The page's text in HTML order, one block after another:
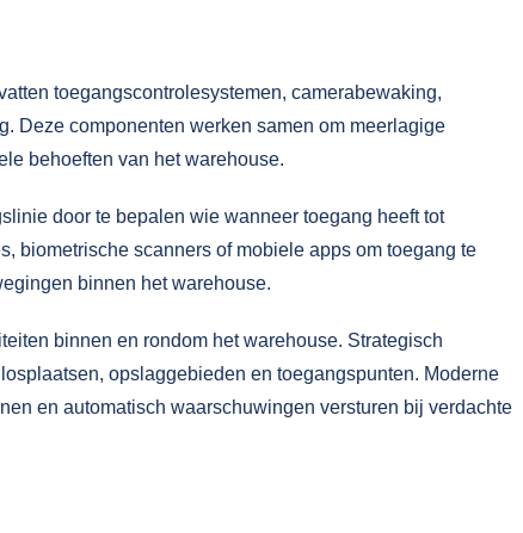
toegangscontrolesystemen, camerabewaking,
Deze componenten werken samen om meerlagige
behoeften van het warehouse.
door te bepalen wie wanneer toegang heeft tot
biometrische scanners of mobiele apps om toegang te
binnen het warehouse.
binnen en rondom het warehouse. Strategisch
opslaggebieden en toegangspunten. Moderne
en automatisch waarschuwingen versturen bij verdachte